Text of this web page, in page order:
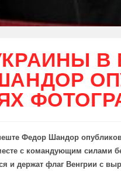
В
Федор Шандор
с командующим силами
и держат флаг Венгрии с